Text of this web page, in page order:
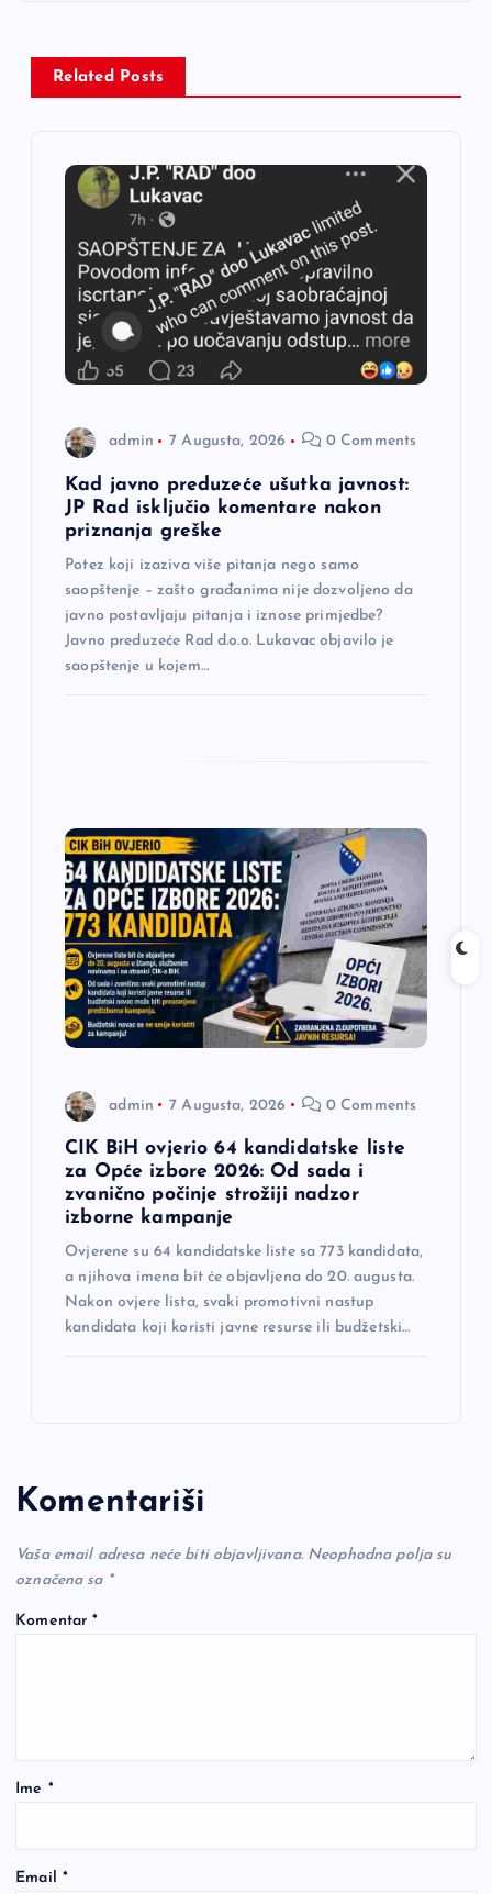
Related Posts
admin 7 Augusta, 2026 0 Comments
Kad javno preduzeće ušutka javnost:
JP Rad isključio komentare nakon
priznanja greške
Potez koji izaziva više pitanja nego samo
saopštenje – zašto građanima nije dozvoljeno da
javno postavljaju pitanja i iznose primjedbe?
Javno preduzeće Rad d.o.o. Lukavac objavilo je
saopštenje u kojem…
admin 7 Augusta, 2026 0 Comments
CIK BiH ovjerio 64 kandidatske liste
za Opće izbore 2026: Od sada i
zvanično počinje strožiji nadzor
izborne kampanje
Ovjerene su 64 kandidatske liste sa 773 kandidata,
a njihova imena bit će objavljena do 20. augusta.
Nakon ovjere lista, svaki promotivni nastup
kandidata koji koristi javne resurse ili budžetski…
Komentariši
Vaša email adresa neće biti objavljivana. Neophodna polja su
označena sa *
Komentar*
Ime *
Email *